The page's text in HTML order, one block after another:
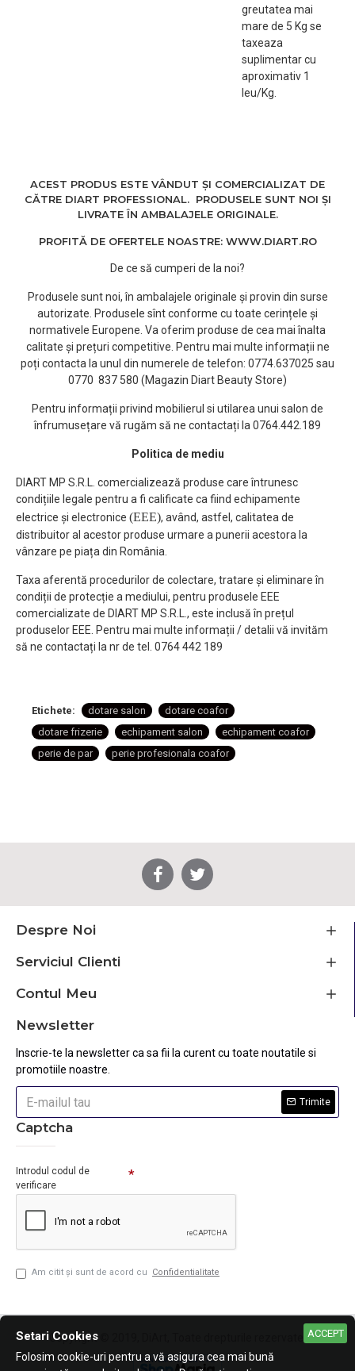
greutatea mai
mare de 5 Kg se
taxeaza
suplimentar cu
aproximativ 1
leu/Kg.
ACEST PRODUS ESTE VÂNDUT ȘI COMERCIALIZAT DE
CĂTRE DIART PROFESSIONAL. PRODUSELE SUNT NOI ȘI
LIVRATE ÎN AMBALAJELE ORIGINALE.
PROFITĂ DE OFERTELE NOASTRE: WWW.DIART.RO
De ce să cumperi de la noi?
Produsele sunt noi, în ambalajele originale și provin din surse
autorizate. Produsele sînt conforme cu toate cerințele și
normativele Europene. Va oferim produse de cea mai înalta
calitate și prețuri competitive. Pentru mai multe informații ne
poți contacta la unul din numerele de telefon: 0774.637025 sau
0770 837 580 (Magazin Diart Beauty Store)
Pentru informații privind mobilierul si utilarea unui salon de
înfrumusețare vă rugăm să ne contactați la 0764.442.189
Politica de mediu
DIART MP S.R.L. comercializează produse care întrunesc
condițiile legale pentru a fi calificate ca fiind echipamente
electrice și electronice (EEE), având, astfel, calitatea de
distribuitor al acestor produse urmare a punerii acestora la
vânzare pe piața din România.
Taxa aferentă procedurilor de colectare, tratare și eliminare în
condiții de protecție a mediului, pentru produsele EEE
comercializate de DIART MP S.R.L., este inclusă în prețul
produselor EEE. Pentru mai multe informații / detalii vă invităm
să ne contactați la nr de tel. 0764 442 189
Etichete: dotare salon
dotare coafor
dotare frizerie
echipament salon
echipament coafor
perie de par
perie profesionala coafor
Despre Noi
Serviciul Clienti
Contul Meu
Newsletter
Inscrie-te la newsletter ca sa fii la curent cu toate noutatile si
promotiile noastre.
Trimite
Captcha
Introdul codul de
verificare
Am citit şi sunt de acord cu Confidentialitate
Copyright © 2019, DiArt, Toate drepturile rezervate. ACCEPT
Setari Cookies
Folosim cookie-uri pentru a vă asigura cea mai bună